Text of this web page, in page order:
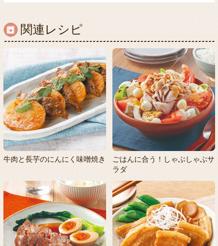
関連レシピ
牛肉と長芋のにんにく味噌焼き
ごはんに合う！しゃぶしゃぶサ
ラダ